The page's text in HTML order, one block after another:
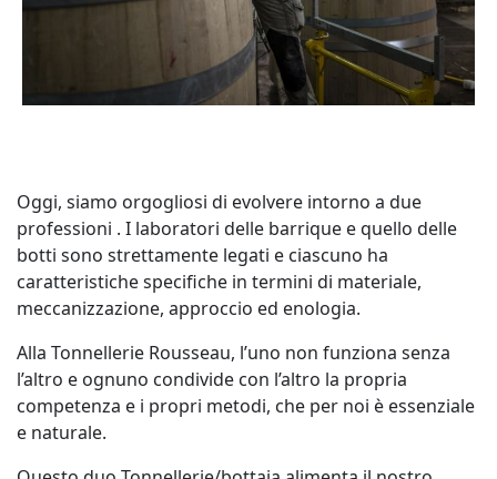
Oggi, siamo orgogliosi di evolvere intorno a due
professioni . I laboratori delle barrique e quello delle
botti sono strettamente legati e ciascuno ha
caratteristiche specifiche in termini di materiale,
meccanizzazione, approccio ed enologia.
Alla Tonnellerie Rousseau, l’uno non funziona senza
l’altro e ognuno condivide con l’altro la propria
competenza e i propri metodi, che per noi è essenziale
e naturale.